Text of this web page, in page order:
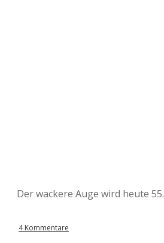
Der wackere Auge wird heute 55.
4 Kommentare